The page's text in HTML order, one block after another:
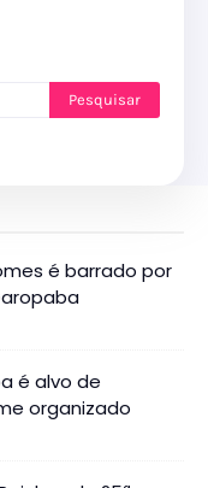
é barrado por
é alvo de
organizado